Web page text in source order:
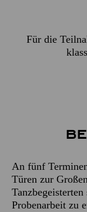
Für die
An fünf
Türen zur
Probenarbeit zu